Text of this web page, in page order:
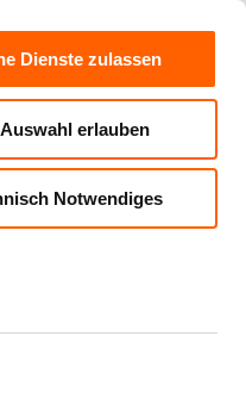
Dienste zulassen
erlauben
Notwendiges